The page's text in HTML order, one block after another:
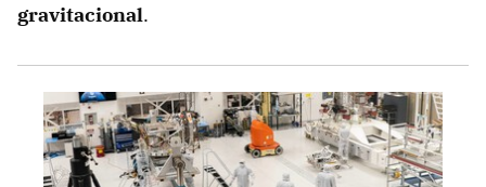
gravitacional.